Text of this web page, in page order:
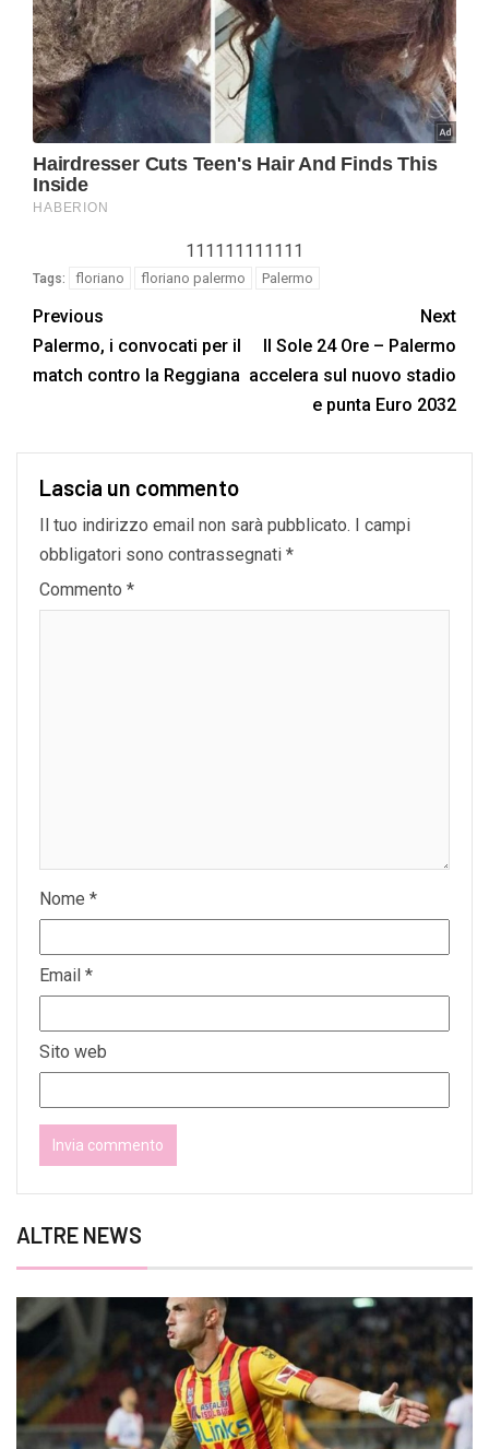
111111111111
Tags: floriano floriano palermo Palermo
Previous
Palermo, i convocati per il
match contro la Reggiana
Next
Il Sole 24 Ore – Palermo
accelera sul nuovo stadio
e punta Euro 2032
Lascia un commento
Il tuo indirizzo email non sarà pubblicato. I campi
obbligatori sono contrassegnati *
Commento *
Nome *
Email *
Sito web
ALTRE NEWS